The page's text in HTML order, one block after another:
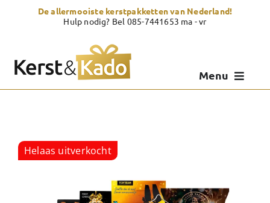
De allermooiste kerstpakketten van Nederland!
Hulp nodig? Bel 085-7441653 ma - vr
Menu
Showroom
Helaas uitverkocht